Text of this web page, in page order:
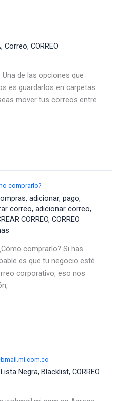
,Correo,CORREO
de las opciones que
es guardarlos en carpetas
mover tus correos entre
comprarlo?
,adicionar,pago,
correo,adicionar correo,
CORREO,CORREO
comprarlo? Si has
es que tu negocio esté
corporativo, eso nos
Lista Negra,Blacklist,CORREO